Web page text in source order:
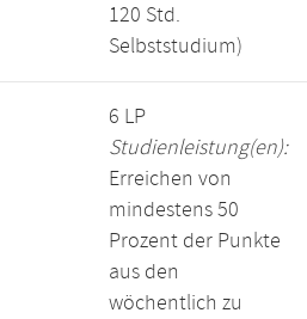
120 Std.
Selbststudium)
6 LP
Studienleistung(en):
Erreichen von
mindestens 50
Prozent der Punkte
aus den
wöchentlich zu